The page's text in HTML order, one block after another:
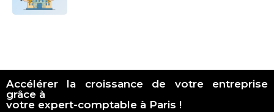
Accélérer la croissance de votre entreprise
grâce à
votre expert-comptable à Paris !